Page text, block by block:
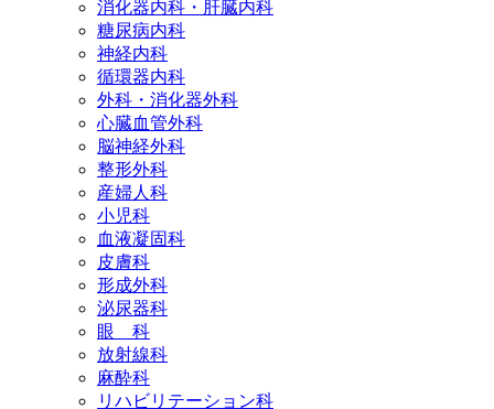
消化器内科・肝臓内科
糖尿病内科
神経内科
循環器内科
外科・消化器外科
心臓血管外科
脳神経外科
整形外科
産婦人科
小児科
血液凝固科
皮膚科
形成外科
泌尿器科
眼 科
放射線科
麻酔科
リハビリテーション科